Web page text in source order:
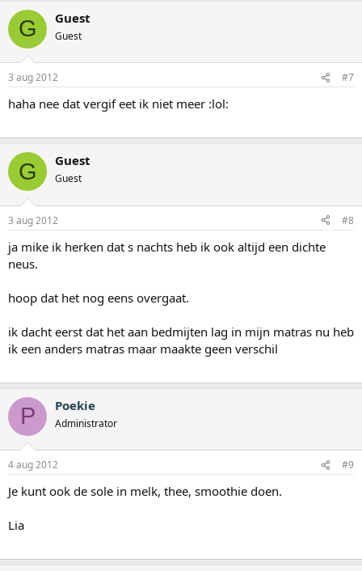
G Guest
Guest
3 aug 2012 #7
haha nee dat vergif eet ik niet meer :lol:
G Guest
Guest
3 aug 2012 #8
ja mike ik herken dat s nachts heb ik ook altijd een dichte
neus.
hoop dat het nog eens overgaat.
ik dacht eerst dat het aan bedmijten lag in mijn matras nu heb
ik een anders matras maar maakte geen verschil
P Poekie
Administrator
4 aug 2012 #9
Je kunt ook de sole in melk, thee, smoothie doen.
Lia